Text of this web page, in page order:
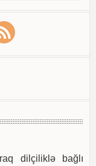
dilçiliklə bağlı